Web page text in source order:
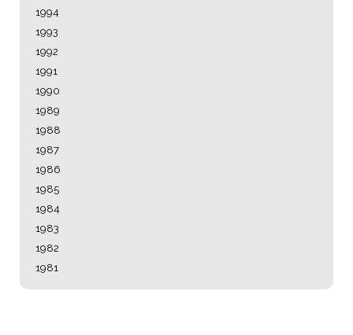
1994
1993
1992
1991
1990
1989
1988
1987
1986
1985
1984
1983
1982
1981